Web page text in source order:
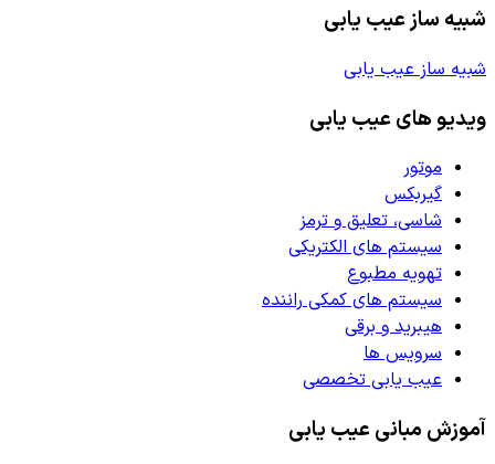
شبیه ساز عیب یابی
شبیه ساز عیب یابی
ویدیو های عیب یابی
موتور
گیربکس
شاسی، تعلیق و ترمز
سیستم های الکتریکی
تهویه مطبوع
سیستم های کمکی راننده
هیبرید و برقی
سرویس ها
عیب یابی تخصصی
آموزش مبانی عیب یابی